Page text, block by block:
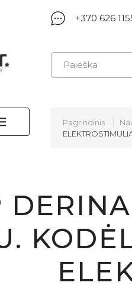
+370 626
Pagrindinis